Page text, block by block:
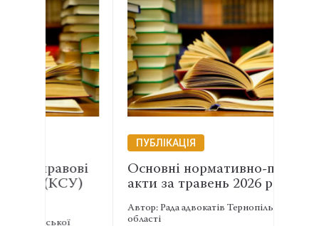
Основні нормативно-правові
акти за травень 2026 року
Автор: Рада адвокатів Тернопільської
області